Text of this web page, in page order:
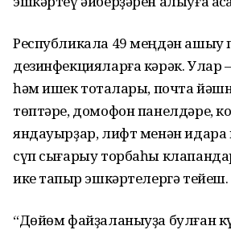
Республикала 49 меңдән ашыу
дезинфекцияларға кәрәк. Улар
һәм ишек тотҡалары, почта
төптәре, домофон панелдәре,
яндауырҙар, лифт менән идара
сүп сығарыу торбаһы
ике тапҡыр эшкәртелергә тейеш.
“Дөйөм файҙаланыуҙа булған